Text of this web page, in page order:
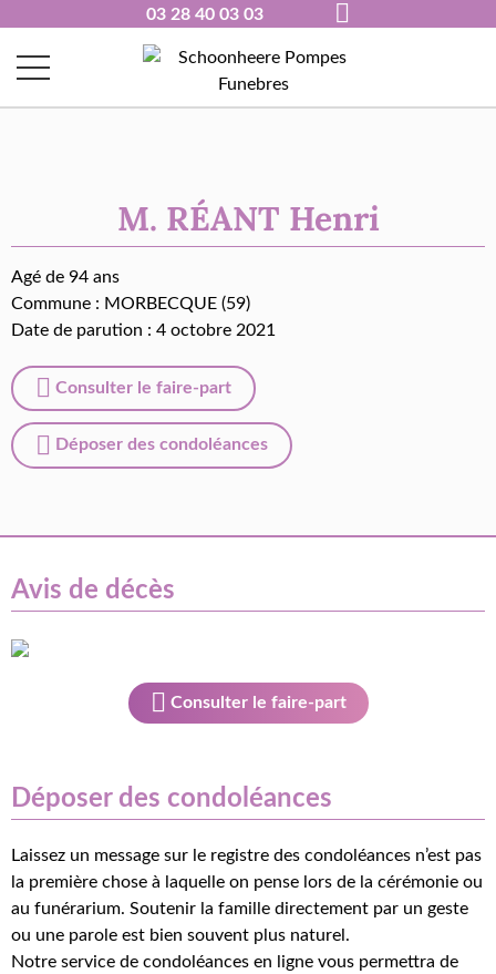
03 28 40 03 03
M. RÉANT Henri
Agé de 94 ans
Commune : MORBECQUE (59)
Date de parution : 4 octobre 2021
Consulter le faire-part
Déposer des condoléances
Avis de décès
Consulter le faire-part
Déposer des condoléances
Laissez un message sur le registre des condoléances n’est pas
la première chose à laquelle on pense lors de la cérémonie ou
au funérarium. Soutenir la famille directement par un geste
ou une parole est bien souvent plus naturel.
Notre service de condoléances en ligne vous permettra de